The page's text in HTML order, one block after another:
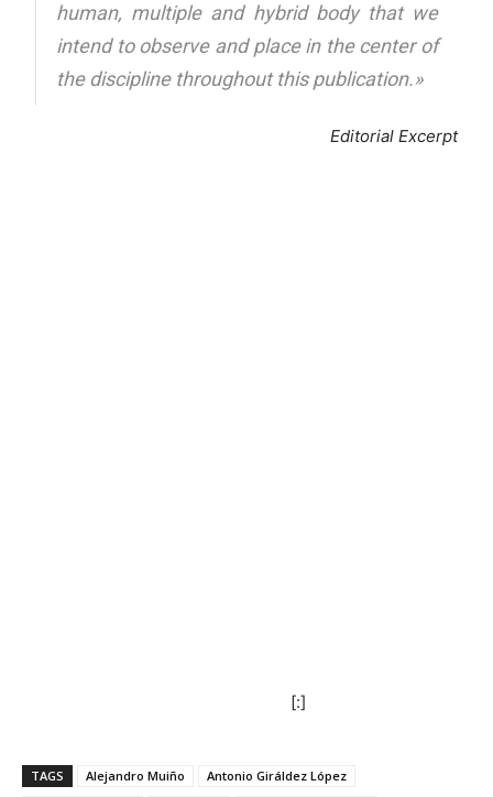
human, multiple and hybrid body that we
intend to observe and place in the center of
the discipline throughout this publication.»
Editorial Excerpt
[:]
TAGS Alejandro Muiño
Antonio Giráldez López